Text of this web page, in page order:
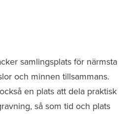
samlingsplats för närmsta
och minnen tillsammans.
en plats att dela praktisk
så som tid och plats